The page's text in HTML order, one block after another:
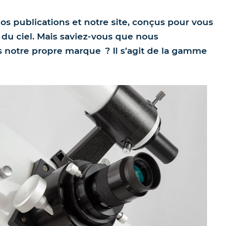
publications et notre site, conçus pour vous
ciel. Mais saviez-vous que nous
propre marque ? Il s’agit de la gamme
Les Soleils noirs de 2026 et
2027 – Le guide des
éclipses des 12 août 2026 et